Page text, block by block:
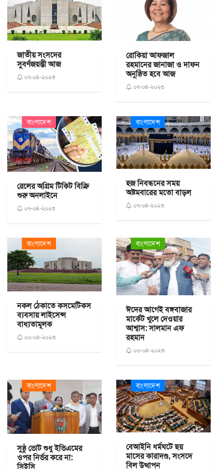
জাতীয় সংসদের
সুবর্ণজয়ন্তী আজ
০৭-০৪-২০২৩
রোকিয়া আফজাল
রহমানের জানাজা ও দাফন
অনুষ্ঠিত হবে আজ
০৭-০৪-২০২৩
বাংলাদেশ
রেলের অগ্রিম টিকিট বিক্রি
শুরু অনলাইনে
০৭-০৪-২০২৩
বাংলাদেশ
হজ নিবন্ধনের সময়
অষ্টমবারের মতো বাড়ল
০৭-০৪-২০২৩
বাংলাদেশ
নকল ঠেকাতে কসমেটিকস
ব্যবসায় লাইসেন্স
বাধ্যতামূলক
০৬-০৪-২০২৩
বাংলাদেশ
ঈদের আগেই বঙ্গবাজার
মার্কেট খুলে দেওয়ার
আশ্বাস: সালমান এফ
রহমান
০৬-০৪-২০২৩
বাংলাদেশ
সুষ্ঠু ভোট শুধু ইভিএমের
ওপর নির্ভর করে না:
সিইসি
বাংলাদেশ
বেআইনি ধর্মঘটে ছয়
মাসের কারাদণ্ড, সংসদে
বিল উত্থাপন